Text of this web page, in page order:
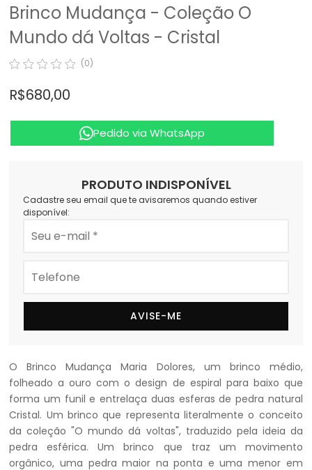
Brinco Mudança - Coleção O
Mundo dá Voltas - Cristal
(0)
R$ 680,00
Pedido via WhatsApp
PRODUTO INDISPONÍVEL
Cadastre seu email que te avisaremos quando estiver
disponível:
AVISE-ME
O Brinco Mudança Maria Dolores, um brinco médio,
folheado a ouro com o design de espiral para baixo que
forma um funil e entrelaça duas esferas de pedra natural
Cristal. Um brinco que representa literalmente o conceito
da coleção "O mundo dá voltas", traduzido pela ideia da
pedra esférica. Um brinco que traz um movimento
orgânico, uma pedra maior na ponta e uma menor em